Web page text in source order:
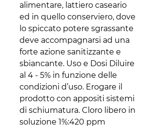
alimentare, lattiero caseario
ed in quello conserviero, dove
lo spiccato potere sgrassante
deve accompagnarsi ad una
forte azione sanitizzante e
sbiancante. Uso e Dosi Diluire
al 4 - 5% in funzione delle
condizioni d’uso. Erogare il
prodotto con appositi sistemi
di schiumatura. Cloro libero in
soluzione 1%:420 ppm